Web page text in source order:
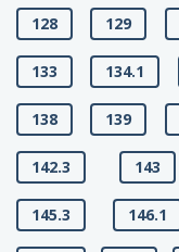
128 129
133 134.1
138 139
142.3 143
145.3 146.1